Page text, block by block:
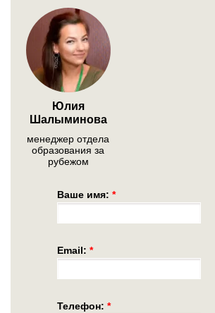
Юлия
Шалыминова
менеджер отдела
образования за
рубежом
Ваше имя: *
Email: *
Телефон: *